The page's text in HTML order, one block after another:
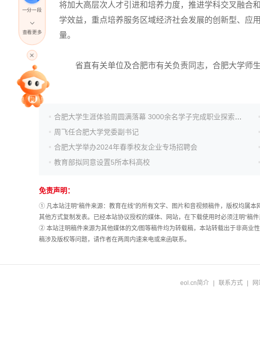
将加大高层次人才引进和培养力度，推进学科交叉融合
学效益，重点培养服务区域经济社会发展的创新型、应
量。
省直有关单位及合肥市有关负责同志，合肥大学师生
周飞任合肥大学党委副书记
合肥大学举办2024年春季校友企业专场招聘会
教育部拟同意设置5所本科高校
免责声明：
① 凡本站注明“稿件来源：教育在线”的所有文字、图片和音视频稿件，版权均属
其他方式复制发表。已经本站协议授权的媒体、网站，在下载使用时必须注明“稿
② 本站注明稿件来源为其他媒体的文/图等稿件均为转载稿，本站转载出于非商业
稿涉及版权等问题，请作者在两周内速来电或来函联系。
一分一段
高考直播
专家指导课
高考估分
高考真题
查看更多
eol.cn简介 联系方式